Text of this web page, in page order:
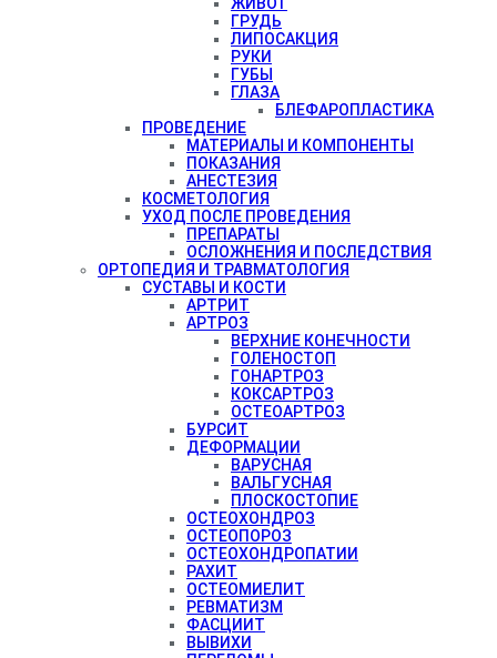
ГРУДЬ
ЛИПОСАКЦИЯ
РУКИ
ГУБЫ
ГЛАЗА
БЛЕФАРОПЛАСТИКА
ПРОВЕДЕНИЕ
МАТЕРИАЛЫ И КОМПОНЕНТЫ
ПОКАЗАНИЯ
АНЕСТЕЗИЯ
КОСМЕТОЛОГИЯ
УХОД ПОСЛЕ ПРОВЕДЕНИЯ
ПРЕПАРАТЫ
ОСЛОЖНЕНИЯ И ПОСЛЕДСТВИЯ
ОРТОПЕДИЯ И ТРАВМАТОЛОГИЯ
СУСТАВЫ И КОСТИ
АРТРИТ
АРТРОЗ
ВЕРХНИЕ КОНЕЧНОСТИ
ГОЛЕНОСТОП
ГОНАРТРОЗ
КОКСАРТРОЗ
ОСТЕОАРТРОЗ
БУРСИТ
ДЕФОРМАЦИИ
ВАРУСНАЯ
ВАЛЬГУСНАЯ
ПЛОСКОСТОПИЕ
ОСТЕОХОНДРОЗ
ОСТЕОПОРОЗ
ОСТЕОХОНДРОПАТИИ
РАХИТ
ОСТЕОМИЕЛИТ
РЕВМАТИЗМ
ФАСЦИИТ
ВЫВИХИ